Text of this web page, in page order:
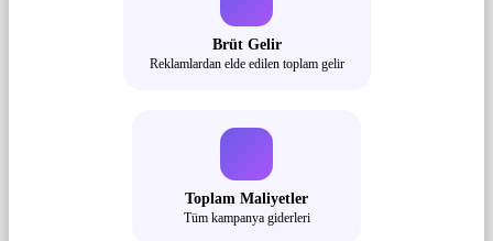
Brüt Gelir
Reklamlardan elde edilen toplam gelir
Toplam Maliyetler
Tüm kampanya giderleri